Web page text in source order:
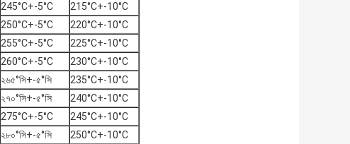
245°C+-5°C
215°C+-10°C
250°C+-5°C
220°C+-10°C
255°C+-5°C
225°C+-10°C
260°C+-5°C
230°C+-10°C
২৬৫°সি+-৫°সি
235°C+-10°C
২৭০°সি+-৫°সি
240°C+-10°C
275°C+-5°C
245°C+-10°C
২৮০°সি+-৫°সি
250°C+-10°C